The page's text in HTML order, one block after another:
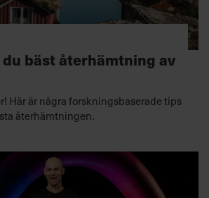
bäst återhämtning av
Här är några forskningsbaserade tips
återhämtningen.